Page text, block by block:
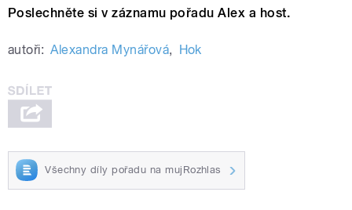
Poslechněte si v záznamu pořadu Alex a host.
autoři: Alexandra Mynářová, Hok
Všechny díly pořadu na mujRozhlas